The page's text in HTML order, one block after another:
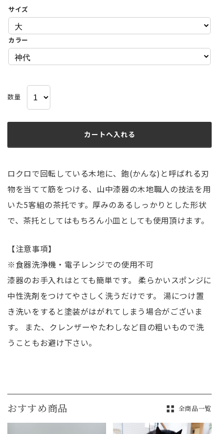
サイズ
カラー
数量
ロクロで回転している木地に、鉋(かんな)と呼ばれる刃
物を当てて筋をつける、山中漆器の木地職人の技法を用
いた5客組の茶托です。厚みのあるしっかりとした形状
で、茶托としてはもちろん小皿としても使用頂けます。
【注意事項】
※食器洗浄機・電子レンジでの使用不可
漆器のお手入れはとても簡単です。 柔らかいスポンジに
中性洗剤をつけてやさしく洗うだけです。 湯につけ置
き洗いをすると塗装がはがれてしまう場合がございま
す。 また、クレンザーやたわしなど目の粗いもので洗
うこともお避け下さい。
おすすめ商品 全商品一覧